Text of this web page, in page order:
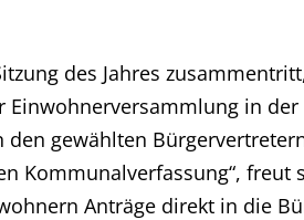
des Jahres
in
gewählten
Kommunalverfassung“, freut
Anträge direkt in die